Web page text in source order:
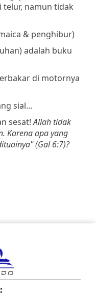
telur, namun tidak
& penghibur)
)adalah buku
di motornya
sial...
sesat!Allah tidak
. Karenaapayang
(Gal 6:7)?